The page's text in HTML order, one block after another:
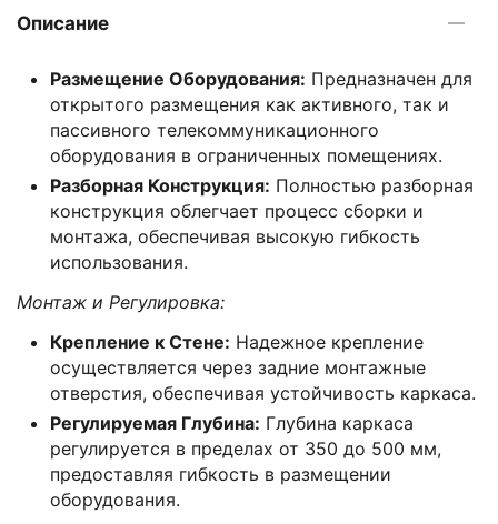
Описание
Размещение Оборудования: Предназначен для
открытого размещения как активного, так и
пассивного телекоммуникационного
оборудования в ограниченных помещениях.
Разборная Конструкция: Полностью разборная
конструкция облегчает процесс сборки и
монтажа, обеспечивая высокую гибкость
использования.
Монтаж и Регулировка:
Крепление к Стене: Надежное крепление
осуществляется через задние монтажные
отверстия, обеспечивая устойчивость каркаса.
Регулируемая Глубина: Глубина каркаса
регулируется в пределах от 350 до 500 мм,
предоставляя гибкость в размещении
оборудования.